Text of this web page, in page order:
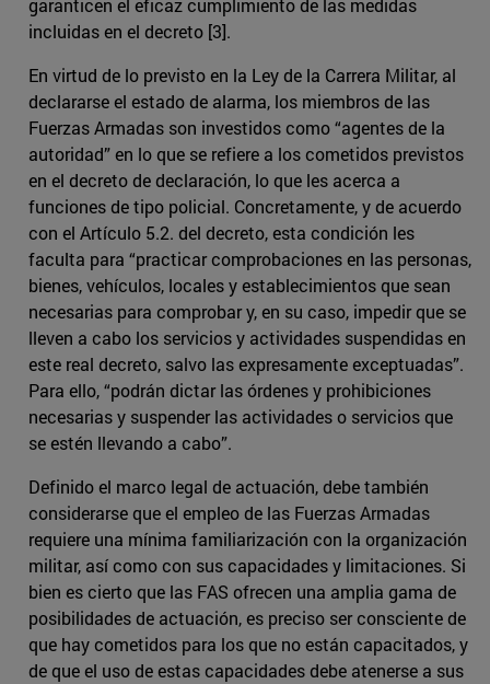
garanticen el eficaz cumplimiento de las medidas
incluidas en el decreto [3].
En virtud de lo previsto en la Ley de la Carrera Militar, al
declararse el estado de alarma, los miembros de las
Fuerzas Armadas son investidos como “agentes de la
autoridad” en lo que se refiere a los cometidos previstos
en el decreto de declaración, lo que les acerca a
funciones de tipo policial. Concretamente, y de acuerdo
con el Artículo 5.2. del decreto, esta condición les
faculta para “practicar comprobaciones en las personas,
bienes, vehículos, locales y establecimientos que sean
necesarias para comprobar y, en su caso, impedir que se
lleven a cabo los servicios y actividades suspendidas en
este real decreto, salvo las expresamente exceptuadas”.
Para ello, “podrán dictar las órdenes y prohibiciones
necesarias y suspender las actividades o servicios que
se estén llevando a cabo”.
Definido el marco legal de actuación, debe también
considerarse que el empleo de las Fuerzas Armadas
requiere una mínima familiarización con la organización
militar, así como con sus capacidades y limitaciones. Si
bien es cierto que las FAS ofrecen una amplia gama de
posibilidades de actuación, es preciso ser consciente de
que hay cometidos para los que no están capacitados, y
de que el uso de estas capacidades debe atenerse a sus